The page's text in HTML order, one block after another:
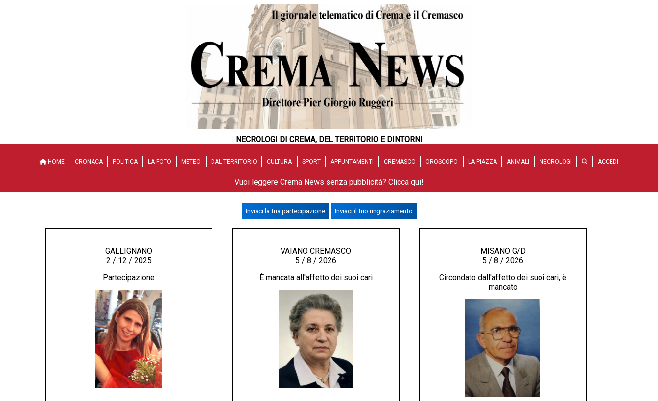
NECROLOGI DI CREMA, DEL TERRITORIO E DINTORNI
HOME CRONACA POLITICA LA FOTO METEO DAL TERRITORIO CULTURA SPORT APPUNTAMENTI CREMASCO OROSCOPO LA PIAZZA ANIMALI NECROLOGI ACCEDI
Vuoi leggere Crema News senza pubblicità? Clicca qui!
Inviaci la tua partecipazione Inviaci il tuo ringraziamento
GALLIGNANO
2 / 12 / 2025
Partecipazione
VAIANO CREMASCO
5 / 8 / 2026
È mancata all'affetto dei suoi cari
MISANO G/D
5 / 8 / 2026
Circondato dall'affetto dei suoi cari, è
mancato